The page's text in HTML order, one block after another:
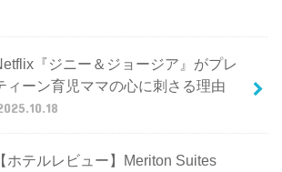
『ジニー＆ジョージア』がプレ
ィーン育児ママの心に刺さる理由
【ホテルレビュー】Meriton Suites